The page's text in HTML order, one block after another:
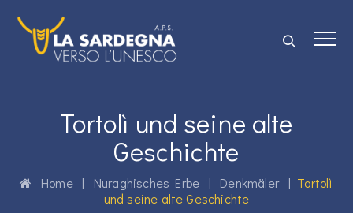
Tortolì und seine alte
Geschichte
Home| Nuraghisches Erbe | Denkmäler| Tortolì
und seine alte Geschichte